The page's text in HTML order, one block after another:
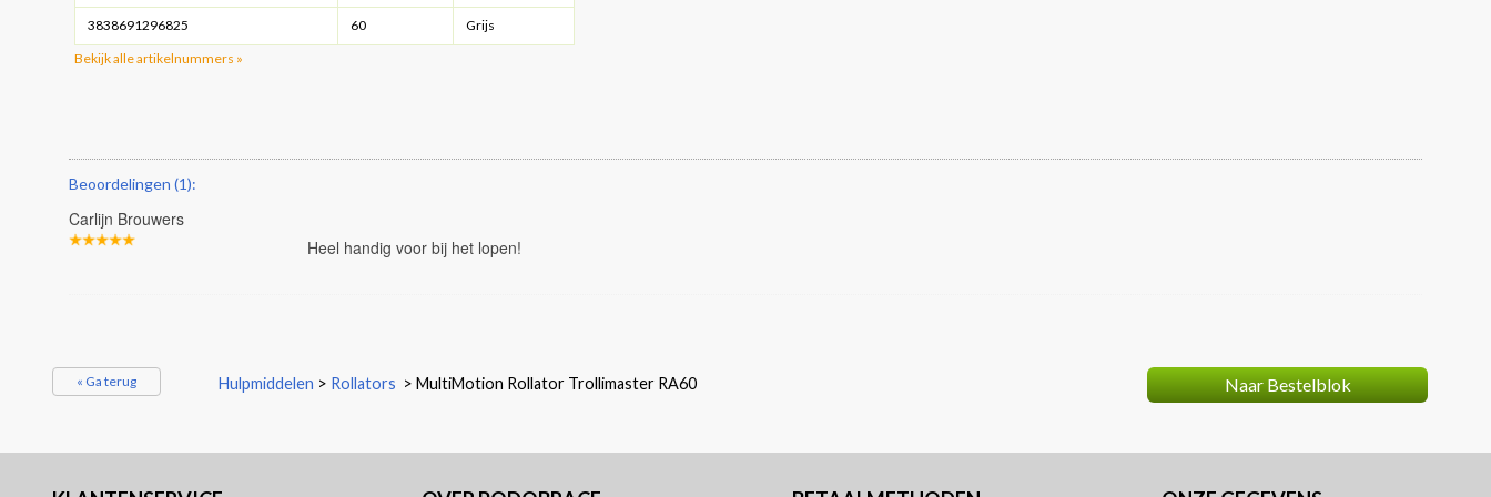
3838691296825 60
Grijs
Bekijk alle artikelnummers »
Beoordelingen (1):
Carlijn Brouwers
Heel handig voor bij het lopen!
Naar Bestelblok
« Ga terug Hulpmiddelen > Rollators > MultiMotion Rollator Trollimaster RA60